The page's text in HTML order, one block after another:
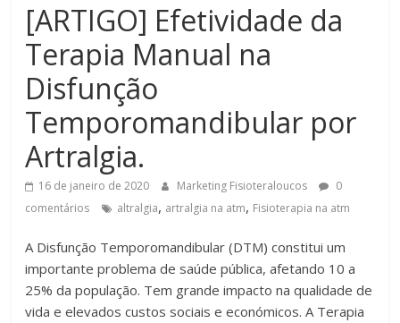
[ARTIGO] Efetividade da
Terapia Manual na
Disfunção
Temporomandibular por
Artralgia.
16 de janeiro de 2020 Marketing Fisioteraloucos
0
comentários
altralgia, artralgia na atm, Fisioterapia na atm
A Disfunção Temporomandibular (DTM) constitui um
importante problema de saúde pública, afetando 10 a
25% da população. Tem grande impacto na qualidade de
vida e elevados custos sociais e económicos. A Terapia